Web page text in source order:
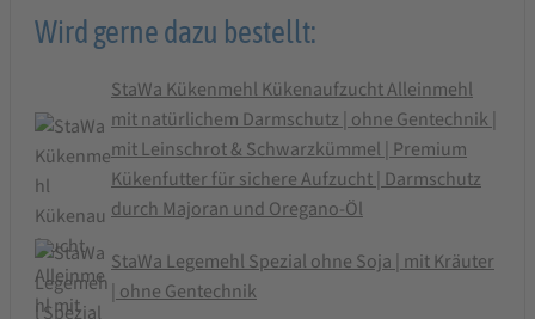
Wird gerne dazu bestellt:
StaWa Kükenmehl Kükenaufzucht Alleinmehl
mit natürlichem Darmschutz | ohne Gentechnik |
mit Leinschrot & Schwarzkümmel | Premium
Kükenfutter für sichere Aufzucht | Darmschutz
durch Majoran und Oregano-Öl
StaWa Legemehl Spezial ohne Soja | mit Kräuter
| ohne Gentechnik